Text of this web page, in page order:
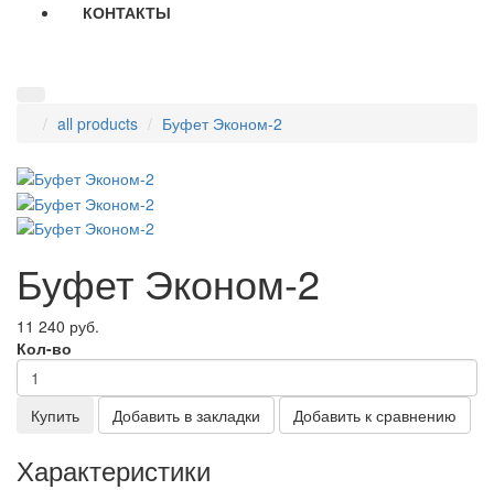
КОНТАКТЫ
all products Буфет Эконом-2
Буфет Эконом-2
11 240 руб.
Кол-во
Купить Добавить в закладки Добавить к сравнению
Характеристики